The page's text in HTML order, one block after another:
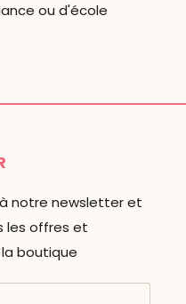
ou d'école
notre newsletter et
les offres et
boutique